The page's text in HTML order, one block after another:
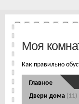
Моя
Как правильно
Главное
Двери дома (11)